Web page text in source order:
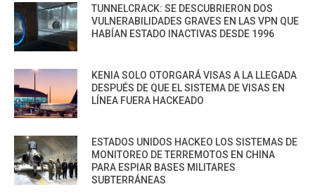
TUNNELCRACK: SE DESCUBRIERON DOS
VULNERABILIDADES GRAVES EN LAS VPN QUE
HABÍAN ESTADO INACTIVAS DESDE 1996
KENIA SOLO OTORGARÁ VISAS A LA LLEGADA
DESPUÉS DE QUE EL SISTEMA DE VISAS EN
LÍNEA FUERA HACKEADO
ESTADOS UNIDOS HACKEO LOS SISTEMAS DE
MONITOREO DE TERREMOTOS EN CHINA
PARA ESPIAR BASES MILITARES
SUBTERRÁNEAS